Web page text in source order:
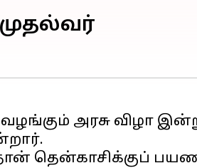
அரசு விழா
தென்காசிக்குப்